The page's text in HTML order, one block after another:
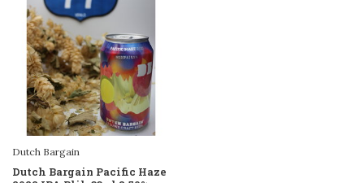
Dutch Bargain
Dutch Bargain Pacific Haze